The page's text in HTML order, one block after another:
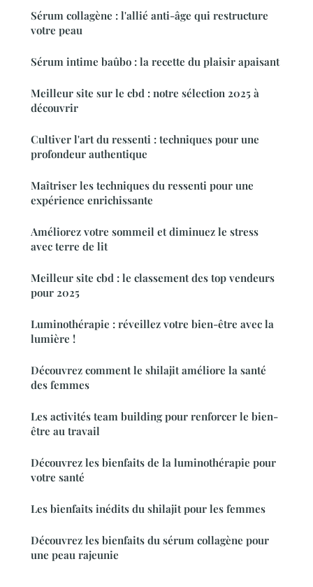
Sérum collagène : l'allié anti-âge qui restructure
votre peau
Sérum intime baûbo : la recette du plaisir apaisant
Meilleur site sur le cbd : notre sélection 2025 à
découvrir
Cultiver l'art du ressenti : techniques pour une
profondeur authentique
Maîtriser les techniques du ressenti pour une
expérience enrichissante
Améliorez votre sommeil et diminuez le stress
avec terre de lit
Meilleur site cbd : le classement des top vendeurs
pour 2025
Luminothérapie : réveillez votre bien-être avec la
lumière !
Découvrez comment le shilajit améliore la santé
des femmes
Les activités team building pour renforcer le bien-
être au travail
Découvrez les bienfaits de la luminothérapie pour
votre santé
Les bienfaits inédits du shilajit pour les femmes
Découvrez les bienfaits du sérum collagène pour
une peau rajeunie